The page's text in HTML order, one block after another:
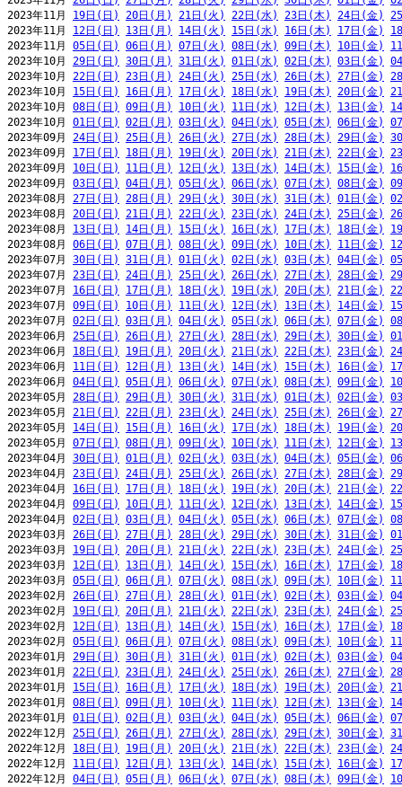
2023年11月 19日(日) 20日(月) 21日(火) 22日(水) 23日(木) 24日(金)
2023年11月 12日(日) 13日(月) 14日(火) 15日(水) 16日(木) 17日(金)
2023年11月 05日(日) 06日(月) 07日(火) 08日(水) 09日(木) 10日(金)
2023年10月 29日(日) 30日(月) 31日(火) 01日(水) 02日(木) 03日(金)
2023年10月 22日(日) 23日(月) 24日(火) 25日(水) 26日(木) 27日(金)
2023年10月 15日(日) 16日(月) 17日(火) 18日(水) 19日(木) 20日(金)
2023年10月 08日(日) 09日(月) 10日(火) 11日(水) 12日(木) 13日(金)
2023年10月 01日(日) 02日(月) 03日(火) 04日(水) 05日(木) 06日(金)
2023年09月 24日(日) 25日(月) 26日(火) 27日(水) 28日(木) 29日(金)
2023年09月 17日(日) 18日(月) 19日(火) 20日(水) 21日(木) 22日(金)
2023年09月 10日(日) 11日(月) 12日(火) 13日(水) 14日(木) 15日(金)
2023年09月 03日(日) 04日(月) 05日(火) 06日(水) 07日(木) 08日(金)
2023年08月 27日(日) 28日(月) 29日(火) 30日(水) 31日(木) 01日(金)
2023年08月 20日(日) 21日(月) 22日(火) 23日(水) 24日(木) 25日(金)
2023年08月 13日(日) 14日(月) 15日(火) 16日(水) 17日(木) 18日(金)
2023年08月 06日(日) 07日(月) 08日(火) 09日(水) 10日(木) 11日(金)
2023年07月 30日(日) 31日(月) 01日(火) 02日(水) 03日(木) 04日(金)
2023年07月 23日(日) 24日(月) 25日(火) 26日(水) 27日(木) 28日(金)
2023年07月 16日(日) 17日(月) 18日(火) 19日(水) 20日(木) 21日(金)
2023年07月 09日(日) 10日(月) 11日(火) 12日(水) 13日(木) 14日(金)
2023年07月 02日(日) 03日(月) 04日(火) 05日(水) 06日(木) 07日(金)
2023年06月 25日(日) 26日(月) 27日(火) 28日(水) 29日(木) 30日(金)
2023年06月 18日(日) 19日(月) 20日(火) 21日(水) 22日(木) 23日(金)
2023年06月 11日(日) 12日(月) 13日(火) 14日(水) 15日(木) 16日(金)
2023年06月 04日(日) 05日(月) 06日(火) 07日(水) 08日(木) 09日(金)
2023年05月 28日(日) 29日(月) 30日(火) 31日(水) 01日(木) 02日(金)
2023年05月 21日(日) 22日(月) 23日(火) 24日(水) 25日(木) 26日(金)
2023年05月 14日(日) 15日(月) 16日(火) 17日(水) 18日(木) 19日(金)
2023年05月 07日(日) 08日(月) 09日(火) 10日(水) 11日(木) 12日(金)
2023年04月 30日(日) 01日(月) 02日(火) 03日(水) 04日(木) 05日(金)
2023年04月 23日(日) 24日(月) 25日(火) 26日(水) 27日(木) 28日(金)
2023年04月 16日(日) 17日(月) 18日(火) 19日(水) 20日(木) 21日(金)
2023年04月 09日(日) 10日(月) 11日(火) 12日(水) 13日(木) 14日(金)
2023年04月 02日(日) 03日(月) 04日(火) 05日(水) 06日(木) 07日(金)
2023年03月 26日(日) 27日(月) 28日(火) 29日(水) 30日(木) 31日(金)
2023年03月 19日(日) 20日(月) 21日(火) 22日(水) 23日(木) 24日(金)
2023年03月 12日(日) 13日(月) 14日(火) 15日(水) 16日(木) 17日(金)
2023年03月 05日(日) 06日(月) 07日(火) 08日(水) 09日(木) 10日(金)
2023年02月 26日(日) 27日(月) 28日(火) 01日(水) 02日(木) 03日(金)
2023年02月 19日(日) 20日(月) 21日(火) 22日(水) 23日(木) 24日(金)
2023年02月 12日(日) 13日(月) 14日(火) 15日(水) 16日(木) 17日(金)
2023年02月 05日(日) 06日(月) 07日(火) 08日(水) 09日(木) 10日(金)
2023年01月 29日(日) 30日(月) 31日(火) 01日(水) 02日(木) 03日(金)
2023年01月 22日(日) 23日(月) 24日(火) 25日(水) 26日(木) 27日(金)
2023年01月 15日(日) 16日(月) 17日(火) 18日(水) 19日(木) 20日(金)
2023年01月 08日(日) 09日(月) 10日(火) 11日(水) 12日(木) 13日(金)
2023年01月 01日(日) 02日(月) 03日(火) 04日(水) 05日(木) 06日(金)
2022年12月 25日(日) 26日(月) 27日(火) 28日(水) 29日(木) 30日(金)
2022年12月 18日(日) 19日(月) 20日(火) 21日(水) 22日(木) 23日(金)
2022年12月 11日(日) 12日(月) 13日(火) 14日(水) 15日(木) 16日(金)
2022年12月 04日(日) 05日(月) 06日(火) 07日(水) 08日(木) 09日(金)